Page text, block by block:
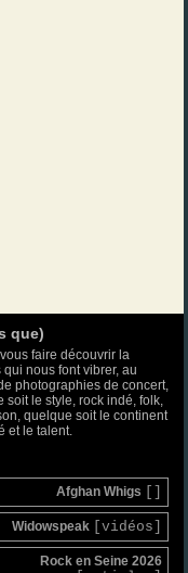
que)
faire découvrir la
nous font vibrer, au
photographies de concert,
soit le style, rock indé, folk,
quelque soit le continent
et le talent.
Afghan Whigs
Widowspeak [vidéos]
Rock en Seine 2026